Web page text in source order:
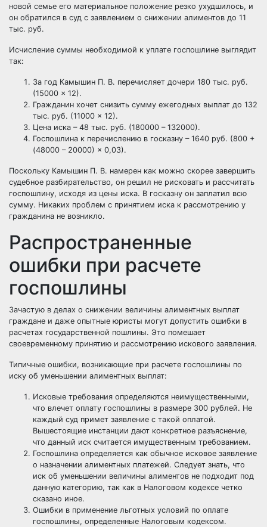
новой семье его материальное положение резко ухудшилось, и
он обратился в суд с заявлением о снижении алиментов до 11
тыс. руб.
Исчисление суммы необходимой к уплате госпошлине выглядит
так:
За год Камышин П. В. перечисляет дочери 180 тыс. руб.
(15000 × 12).
Гражданин хочет снизить сумму ежегодных выплат до 132
тыс. руб. (11000 × 12).
Цена иска – 48 тыс. руб. (180000 – 132000).
Госпошлина к перечислению в госказну – 1640 руб. (800 +
(48000 – 20000) × 0,03).
Поскольку Камышин П. В. намерен как можно скорее завершить
судебное разбирательство, он решил не рисковать и рассчитать
госпошлину, исходя из цены иска. В госказну он заплатил всю
сумму. Никаких проблем с принятием иска к рассмотрению у
гражданина не возникло.
Распространенные
ошибки при расчете
госпошлины
Зачастую в делах о снижении величины алиментных выплат
граждане и даже опытные юристы могут допустить ошибки в
расчетах государственной пошлины. Это помешает
своевременному принятию и рассмотрению искового заявления.
Типичные ошибки, возникающие при расчете госпошлины по
иску об уменьшении алиментных выплат:
Исковые требования определяются неимущественными,
что влечет оплату госпошлины в размере 300 рублей. Не
каждый суд примет заявление с такой оплатой.
Вышестоящие инстанции дают конкретное разъяснение,
что данный иск считается имущественным требованием.
Госпошлина определяется как обычное исковое заявление
о назначении алиментных платежей. Следует знать, что
иск об уменьшении величины алиментов не подходит под
данную категорию, так как в Налоговом кодексе четко
сказано иное.
Ошибки в применение льготных условий по оплате
госпошлины, определенные Налоговым кодексом.